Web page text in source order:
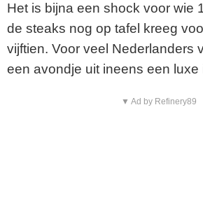
Het is bijna een shock voor wie
de steaks nog op tafel kreeg
vijftien. Voor veel Nederlanders
een avondje uit ineens een luxe
▼ Ad by Refinery89